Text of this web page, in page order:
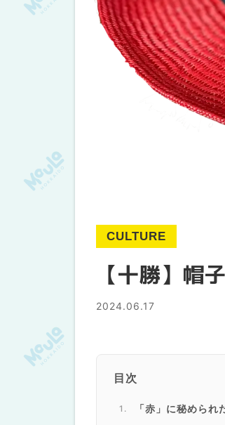
CULTURE
【十勝】帽
2024.06.17
目次
「赤」に秘められ